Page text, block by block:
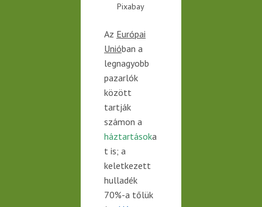
Pixabay
Az Európai
Unióban a
legnagyobb
pazarlók
között
tartják
számon a
háztartásoka
t is; a
keletkezett
hulladék
70%-a tőlük